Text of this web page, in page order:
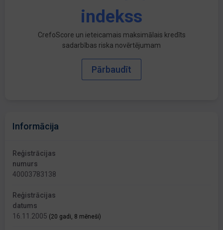
indekss
CrefoScore un ieteicamais maksimālais kredīts
sadarbības riska novērtējumam
Pārbaudīt
Informācija
Reģistrācijas
numurs
40003783138
Reģistrācijas
datums
16.11.2005 (20 gadi, 8 mēneši)